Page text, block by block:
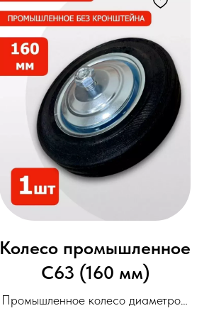
Колесо промышленное
С63 (160 мм)
Промышленное колесо диаметром